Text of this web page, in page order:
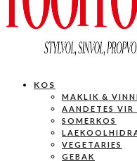
KOS
MAKLIK &
AANDETES VIR
SOMERKOS
VEGETARIES
GEBAK